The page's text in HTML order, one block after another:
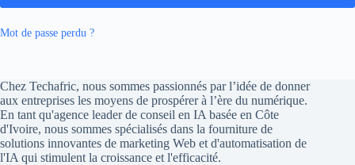
Mot de passe perdu ?
Chez Techafric, nous sommes passionnés par l’idée de donner
aux entreprises les moyens de prospérer à l’ère du numérique.
En tant qu'agence leader de conseil en IA basée en Côte
d'Ivoire, nous sommes spécialisés dans la fourniture de
solutions innovantes de marketing Web et d'automatisation de
l'IA qui stimulent la croissance et l'efficacité.